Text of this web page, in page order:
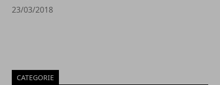
23/03/2018
CATEGORIE